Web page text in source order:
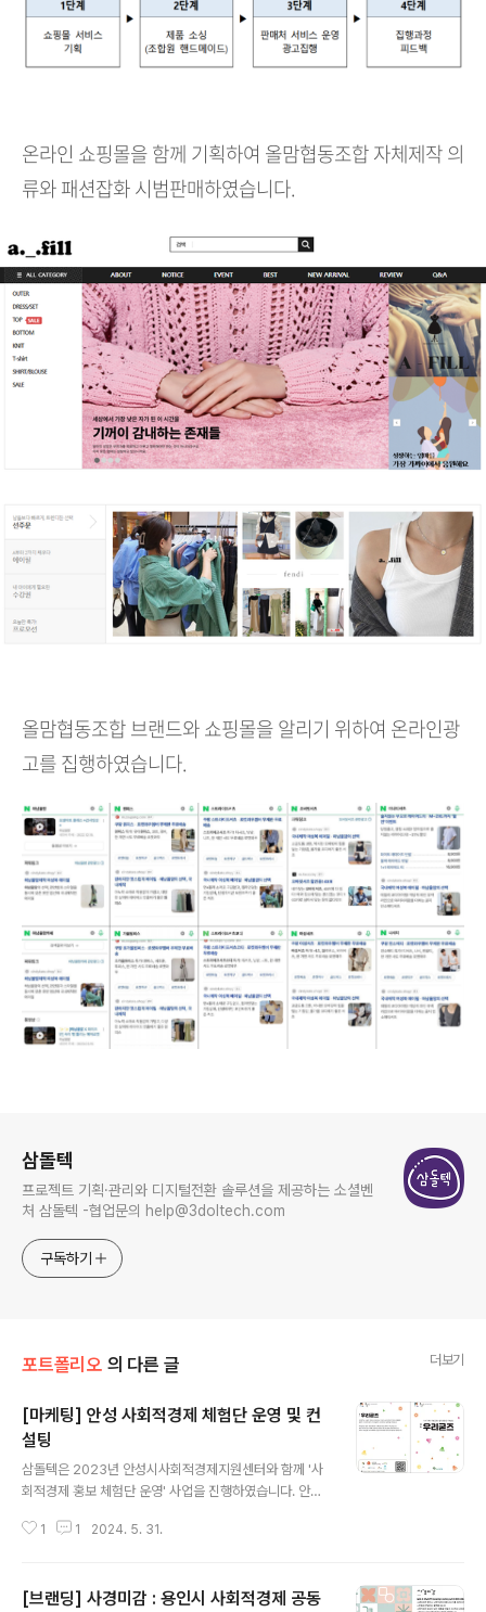
온라인 쇼핑몰을 함께 기획하여 올맘협동조합 자체제작 의
류와 패션잡화 시범판매하였습니다.
올맘협동조합 브랜드와 쇼핑몰을 알리기 위하여 온라인광
고를 집행하였습니다.
삼돌텍
프로젝트 기획·관리와 디지털전환 솔루션을 제공하는 소셜벤
처 삼돌텍 -협업문의 help@3doltech.com
구독하기
포트폴리오 의 다른 글 더보기
[마케팅] 안성 사회적경제 체험단 운영 및 컨
설팅
삼돌텍은 2023년 안성시사회적경제지원센터와 함께 '사
회적경제 홍보 체험단 운영' 사업을 진행하였습니다. 안성
역량강화를 돕고, 이들이 창출하는 사회적 가치를 매력적
참여기업 선정 위한 품평회를 열었으며, 3인의 심사위원이
1 1 2024. 5. 31.
[브랜딩] 사경미감 : 용인시 사회적경제 공동